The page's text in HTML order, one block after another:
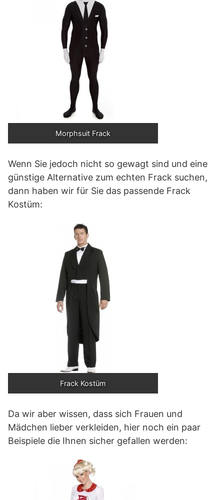
Morphsuit Frack
Wenn Sie jedoch nicht so gewagt sind und eine
günstige Alternative zum echten Frack suchen,
dann haben wir für Sie das passende Frack
Kostüm:
Frack Kostüm
Da wir aber wissen, dass sich Frauen und
Mädchen lieber verkleiden, hier noch ein paar
Beispiele die Ihnen sicher gefallen werden: